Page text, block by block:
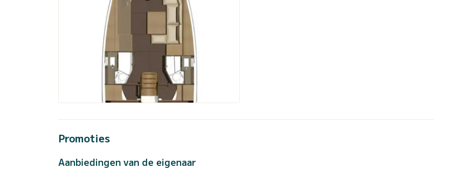
Promoties
Aanbiedingen van de eigenaar